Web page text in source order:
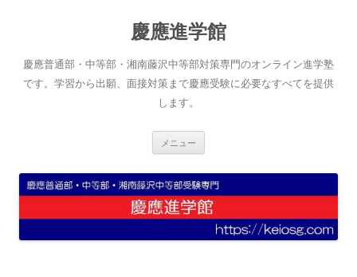
へ
ス
キ
慶應進学館
慶應普通部・中等部・湘南藤沢中等部対策専門のオンライン進学塾
です。学習から出願、面接対策まで慶應受験に必要なすべてを提供
します。
メニュー